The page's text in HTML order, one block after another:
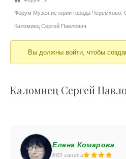
Форум Музея истории города Черемхово:
Каломиец Сергей Павлович
Вы должны войти, чтобы
Каломиец Сергей
Елена Комарова
883 записи